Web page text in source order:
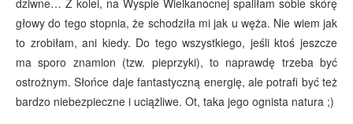
dziwne… Z kolei, na Wyspie Wielkanocnej spaliłam sobie skórę
głowy do tego stopnia, że schodziła mi jak u węża. Nie wiem jak
to zrobiłam, ani kiedy. Do tego wszystkiego, jeśli ktoś jeszcze
ma sporo znamion (tzw. pieprzyki), to naprawdę trzeba być
ostrożnym. Słońce daje fantastyczną energię, ale potrafi być też
bardzo niebezpieczne i uciążliwe. Ot, taka jego ognista natura ;)